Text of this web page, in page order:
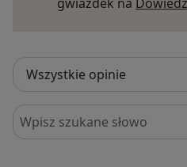
Szukaj w opiniach